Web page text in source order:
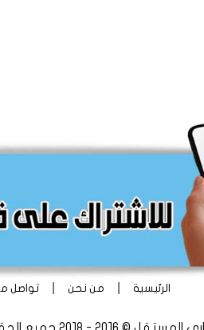
الرئيسية من نحن تواصل